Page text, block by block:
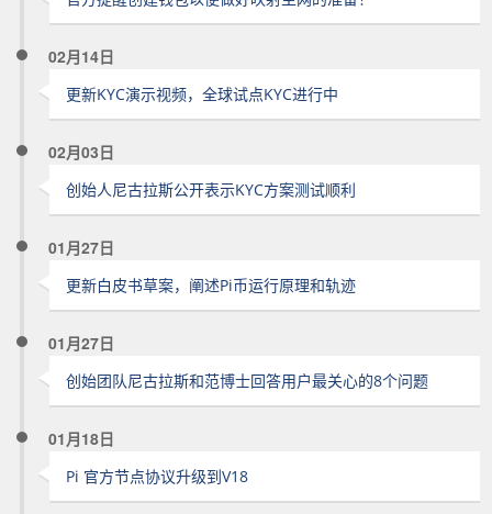
02月14日
更新KYC演示视频，全球试点KYC进行中
02月03日
创始人尼古拉斯公开表示KYC方案测试顺利
01月27日
更新白皮书草案，阐述Pi币运行原理和轨迹
01月27日
创始团队尼古拉斯和范博士回答用户最关心的8个问题
01月18日
Pi 官方节点协议升级到V18